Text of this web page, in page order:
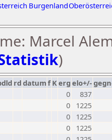
Burgenland
Marcel
)
rd datumf Kerg elo+/-
0
837
0
1225
0
1225
0
1225